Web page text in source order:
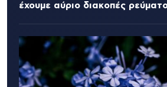
έχουμε αύριο διακοπές